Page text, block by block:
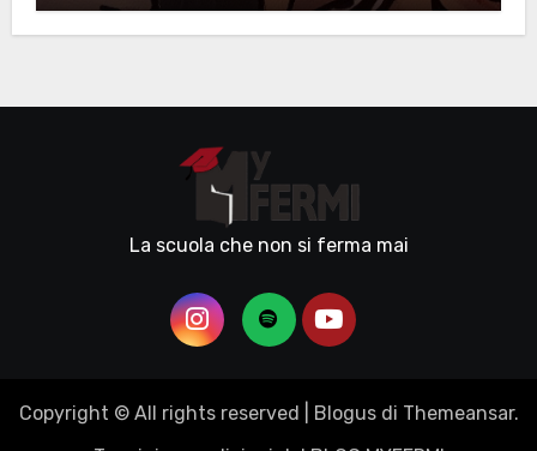
La scuola che non si ferma mai
Copyright © All rights reserved Blogusdi Themeansar.